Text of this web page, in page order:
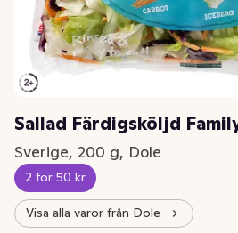
Sallad Färdigsköljd
Sverige, 200 g, Dole
2 för 50 kr
Visa alla varor från Dole